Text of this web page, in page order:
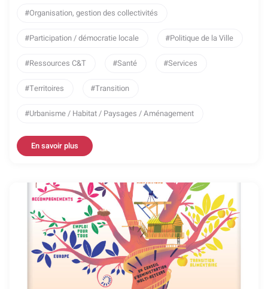
Organisation, gestion des collectivités
Participation / démocratie locale Politique de la Ville
Ressources C&T Santé Services
Territoires Transition
Urbanisme / Habitat / Paysages / Aménagement
En savoir plus